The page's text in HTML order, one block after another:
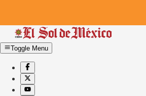
Toggle Menu